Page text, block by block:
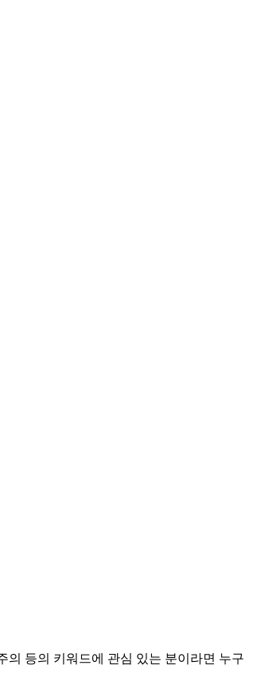
의 등의 키워드에 관심 있는 분이라면 누구